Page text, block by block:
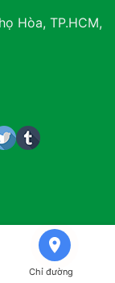
Hòa, TP.HCM,
Hòa, Bình
Chỉ đường